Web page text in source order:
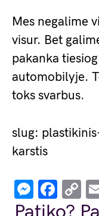
Mes negalime
visur. Bet
pakanka
automobilyje.
toks svarbus.
slug:
karstis